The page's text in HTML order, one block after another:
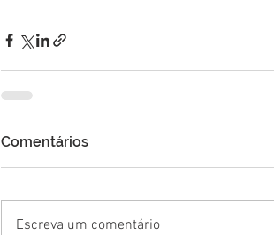
Comentários
Escreva um comentário